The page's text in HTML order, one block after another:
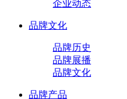
企业动态
品牌文化
品牌历史
品牌展播
品牌文化
品牌产品